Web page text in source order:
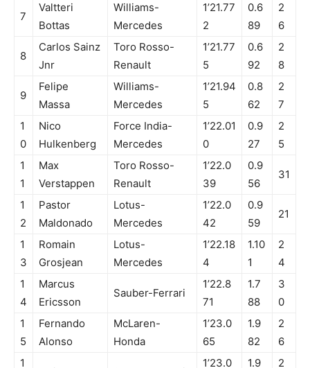
7
Valtteri
Bottas
Williams-
Mercedes
1’21.77
2
0.6
89
2
6
8
Carlos Sainz
Jnr
Toro Rosso-
Renault
1’21.77
5
0.6
92
2
8
9
Felipe
Massa
Williams-
Mercedes
1’21.94
5
0.8
62
2
7
1
0
Nico
Hulkenberg
Force India-
Mercedes
1’22.01
0
0.9
27
2
5
1
1
Max
Verstappen
Toro Rosso-
Renault
1’22.0
39
0.9
56
31
1
2
Pastor
Maldonado
Lotus-
Mercedes
1’22.0
42
0.9
59
21
1
3
Romain
Grosjean
Lotus-
Mercedes
1’22.18
4
1.10
1
2
4
1
4
Marcus
Ericsson
Sauber-Ferrari
1’22.8
71
1.7
88
3
0
1
5
Fernando
Alonso
McLaren-
Honda
1’23.0
65
1.9
82
2
6
1
1’23.0 1.9 2